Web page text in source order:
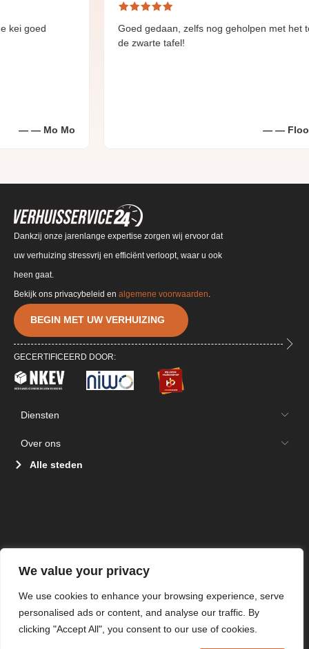
We value your privacy
We use cookies to enhance your browsing experience, serve
personalised ads or content, and analyse our traffic. By
clicking "Accept All", you consent to our use of cookies.
goed
Mo Mo
Goed gedaan, zelfs nog geholpen met het
de zwarte tafel!
Floortje
Dankzij onze jarenlange expertise zorgen wij ervoor dat
uw verhuizing stressvrij en efficiënt verloopt, waar u ook
heen gaat.
BEGIN MET UW VERHUIZING
GECERTIFICEERD DOOR:
Diensten
Over ons
Alle steden
Bekijk ons privacybeleid en algemene voorwaarden.